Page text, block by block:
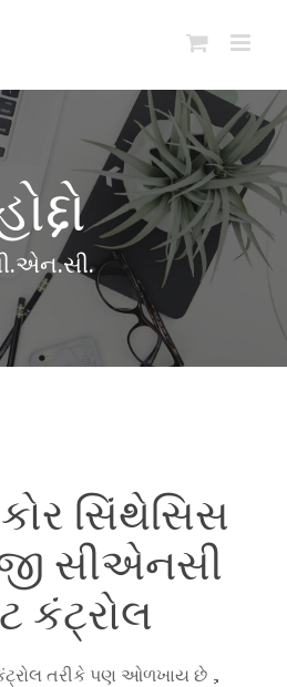
સિંથેસિસ
સીએનસી
કંટ્રોલ
તરીકે પણ ઓળખાય છે，